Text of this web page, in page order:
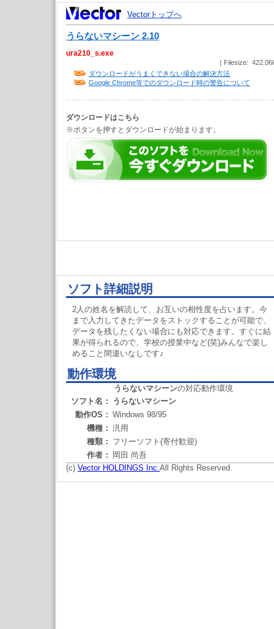
Vectorトップへ
うらないマシーン 2.10
ura210_s.exe
( Filesize:
ダウンロードがうまくできない場合の解決方法
Google Chrome等でのダウンロード時の警告について
ダウンロードはこちら
※ボタンを押すとダウンロードが始まります。
ソフト詳細説明
2人の姓名を解読して、お互いの相性度を占います。今
まで入力してきたデータをストックすることが可能で、
データを残したくない場合にも対応できます。すぐに結
果が得られるので、学校の授業中など(笑)みんなで楽し
めること間違いなしです♪
動作環境
うらないマシーンの対応動作環境
ソフト名：
うらないマシーン
動作OS： Windows 98/95
機種： 汎用
種類： フリーソフト(寄付歓迎)
作者：
岡田 尚吾
(c) Vector HOLDINGS Inc.All Rights Reserved.